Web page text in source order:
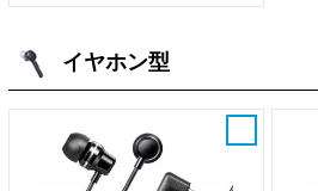
イヤホン型